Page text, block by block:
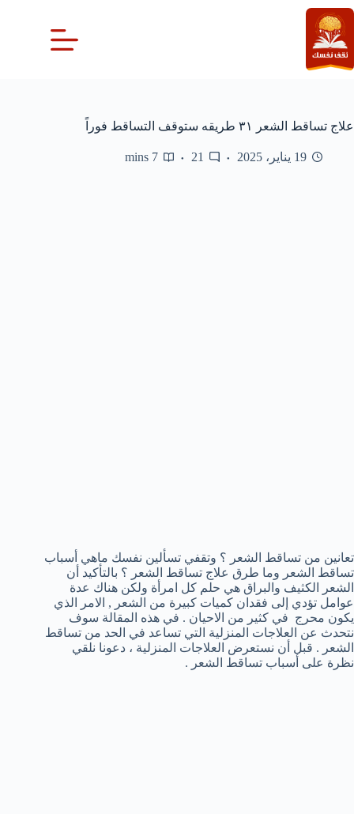
التجاوز
إلى
المحتوى
علاج تساقط الشعر ٣١ طريقه ستوقف التساقط فوراً
19 يناير، 2025 21
7 mins
تعانين من تساقط الشعر ؟ وتقفي تسألين نفسك ماهي أسباب
تساقط الشعر وما طرق علاج تساقط الشعر ؟ بالتأكيد أن
الشعر الكثيف والبراق هي حلم كل امرأة ولكن هناك عدة
عوامل تؤدي إلى فقدان كميات كبيرة من الشعر , الامر الذي
يكون محرج في كثير من الاحيان . في هذه المقالة سوف
نتحدث عن العلاجات المنزلية التي تساعد في الحد من تساقط
الشعر . قبل أن نستعرض العلاجات المنزلية ، دعونا نلقي
نظرة على أسباب تساقط الشعر .